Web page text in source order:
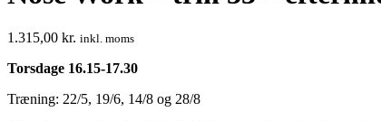
1.315,00 kr. inkl. moms
Torsdage 16.15-17.30
Træning: 22/5, 19/6, 14/8 og 28/8